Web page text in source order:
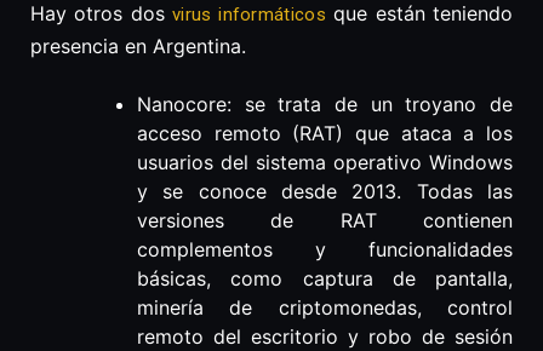
Hay otros dosvirus informáticos que están teniendo
presencia en Argentina.
Nanocore: se trata de un troyano de
acceso remoto (RAT) que ataca a los
usuarios del sistema operativo Windows
y se conoce desde 2013. Todas las
versiones de RAT contienen
complementos y funcionalidades
básicas, como captura de pantalla,
minería de criptomonedas, control
remoto del escritorio y robo de sesión